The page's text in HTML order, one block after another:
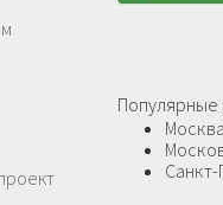
Популярные
Москва